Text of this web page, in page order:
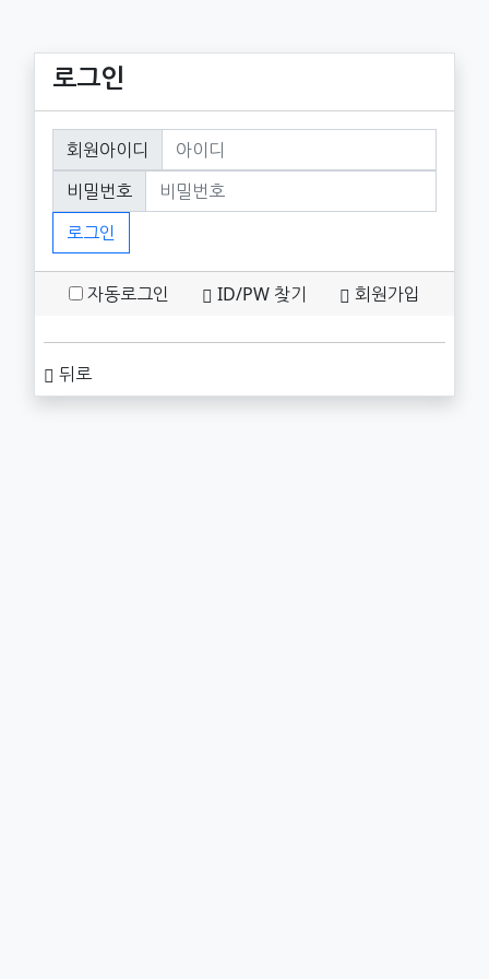
로그인
회원로그인
회원아이디
필수
비밀번호
필수
로그인
자동로그인 ID/PW 찾기 회원가입
뒤로